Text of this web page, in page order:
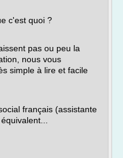
c'est quoi ?
pas ou peu la
nous vous
simple à lire et facile
français (assistante